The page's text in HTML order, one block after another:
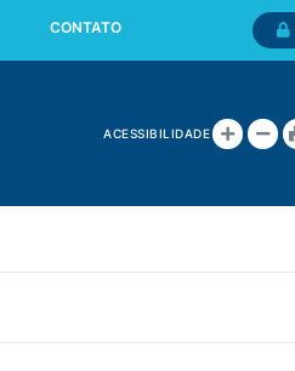
ACESSIBILIDADE
CONTATO